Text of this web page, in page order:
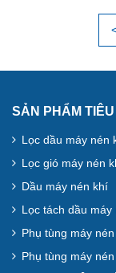
SẢN PHẨM
Lọc dầu máy nén
Lọc gió máy nén
Dầu máy nén khí
Lọc tách dầu máy
Phụ tùng máy
Phụ tùng máy